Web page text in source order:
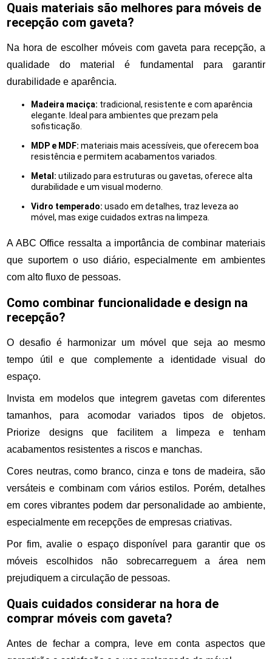
Quais materiais são melhores para móveis de
recepção com gaveta?
Na hora de escolher móveis com gaveta para recepção, a
qualidade do material é fundamental para garantir
durabilidade e aparência.
Madeira maciça: tradicional, resistente e com aparência
elegante. Ideal para ambientes que prezam pela
sofisticação.
MDP e MDF: materiais mais acessíveis, que oferecem boa
resistência e permitem acabamentos variados.
Metal: utilizado para estruturas ou gavetas, oferece alta
durabilidade e um visual moderno.
Vidro temperado: usado em detalhes, traz leveza ao
móvel, mas exige cuidados extras na limpeza.
A ABC Office ressalta a importância de combinar materiais
que suportem o uso diário, especialmente em ambientes
com alto fluxo de pessoas.
Como combinar funcionalidade e design na
recepção?
O desafio é harmonizar um móvel que seja ao mesmo
tempo útil e que complemente a identidade visual do
espaço.
Invista em modelos que integrem gavetas com diferentes
tamanhos, para acomodar variados tipos de objetos.
Priorize designs que facilitem a limpeza e tenham
acabamentos resistentes a riscos e manchas.
Cores neutras, como branco, cinza e tons de madeira, são
versáteis e combinam com vários estilos. Porém, detalhes
em cores vibrantes podem dar personalidade ao ambiente,
especialmente em recepções de empresas criativas.
Por fim, avalie o espaço disponível para garantir que os
móveis escolhidos não sobrecarreguem a área nem
prejudiquem a circulação de pessoas.
Quais cuidados considerar na hora de
comprar móveis com gaveta?
Antes de fechar a compra, leve em conta aspectos que